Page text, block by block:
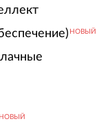
НОВЫЙ
НОВЫЙ